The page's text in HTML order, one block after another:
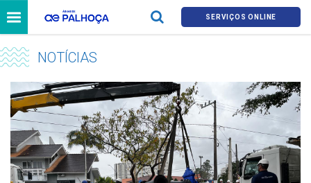
SERVIÇOS ONLINE
NOTÍCIAS